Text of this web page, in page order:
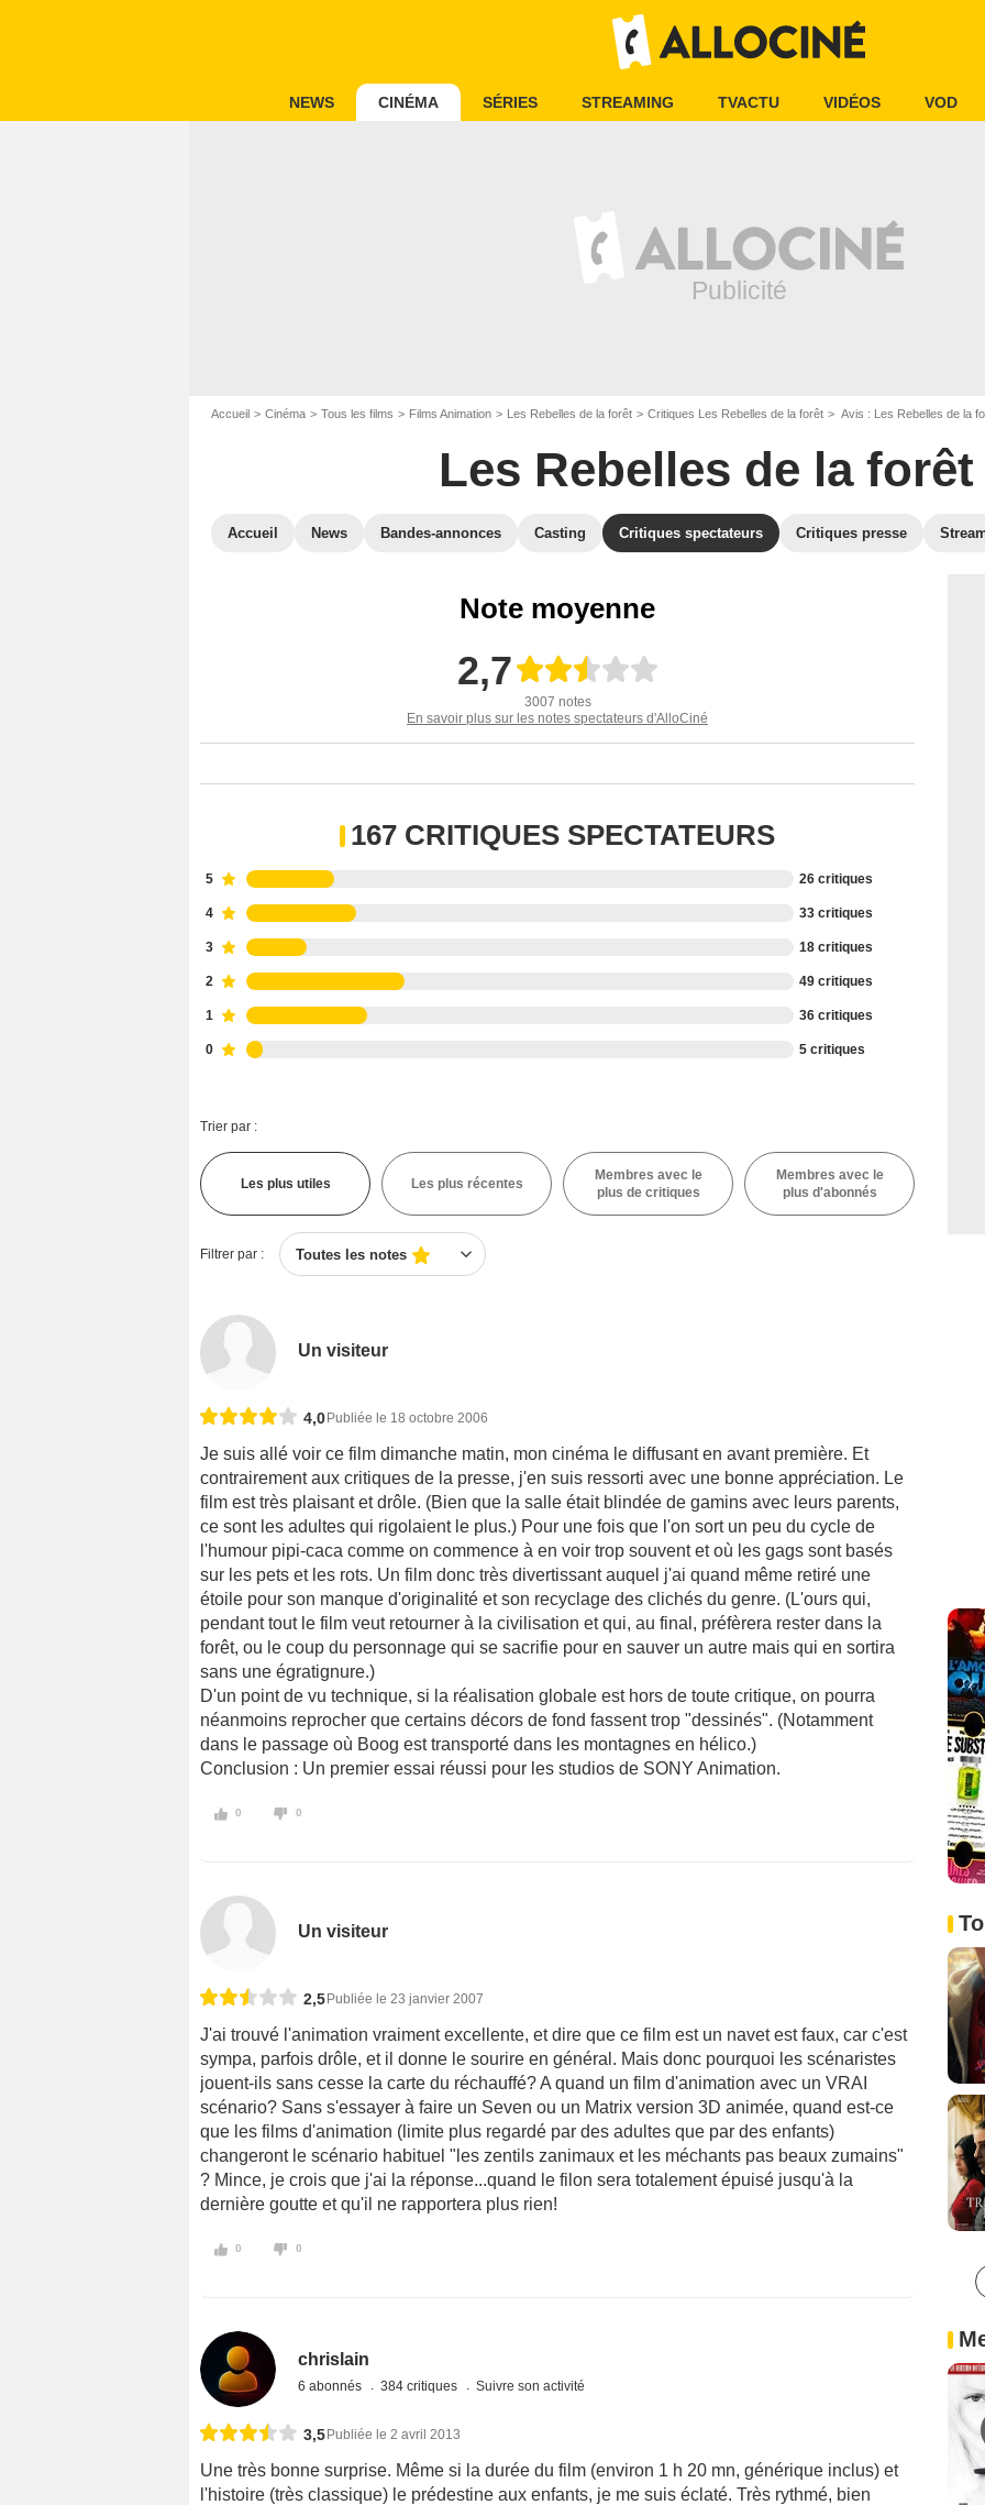
NEWS CINÉMA SÉRIES STREAMING TVACTU VIDÉOS VOD
Accueil Cinéma Tous les films Films Animation Les Rebelles de la forêt Critiques Les Rebelles de la forêt Avis : Les Rebelles de la
Les Rebelles de la forêt
Accueil News Bandes-annonces Casting Critiques spectateurs Critiques presse
Note moyenne
2,7
3007 notes
En savoir plus sur les notes spectateurs d'AlloCiné
167 CRITIQUES SPECTATEURS
5 26 critiques
4 33 critiques
3 18 critiques
2 49 critiques
1 36 critiques
0 5 critiques
Trier par :
Les plus utiles Les plus récentes
Membres avec le
plus de critiques
Membres avec le
plus d'abonnés
Filtrer par : Toutes les notes
Un visiteur
4,0 Publiée le 18 octobre 2006
Je suis allé voir ce film dimanche matin, mon cinéma le diffusant en avant première. Et
contrairement aux critiques de la presse, j'en suis ressorti avec une bonne appréciation. Le
film est très plaisant et drôle. (Bien que la salle était blindée de gamins avec leurs parents,
ce sont les adultes qui rigolaient le plus.) Pour une fois que l'on sort un peu du cycle de
l'humour pipi-caca comme on commence à en voir trop souvent et où les gags sont basés
sur les pets et les rots. Un film donc très divertissant auquel j'ai quand même retiré une
étoile pour son manque d'originalité et son recyclage des clichés du genre. (L'ours qui,
pendant tout le film veut retourner à la civilisation et qui, au final, préfèrera rester dans la
forêt, ou le coup du personnage qui se sacrifie pour en sauver un autre mais qui en sortira
sans une égratignure.)
D'un point de vu technique, si la réalisation globale est hors de toute critique, on pourra
néanmoins reprocher que certains décors de fond fassent trop "dessinés". (Notamment
dans le passage où Boog est transporté dans les montagnes en hélico.)
Conclusion : Un premier essai réussi pour les studios de SONY Animation.
0 0
Un visiteur
2,5Publiée le 23 janvier 2007
J'ai trouvé l'animation vraiment excellente, et dire que ce film est un navet est faux, car c'est
sympa, parfois drôle, et il donne le sourire en général. Mais donc pourquoi les scénaristes
jouent-ils sans cesse la carte du réchauffé? A quand un film d'animation avec un VRAI
scénario? Sans s'essayer à faire un Seven ou un Matrix version 3D animée, quand est-ce
que les films d'animation (limite plus regardé par des adultes que par des enfants)
changeront le scénario habituel "les zentils zanimaux et les méchants pas beaux zumains"
? Mince, je crois que j'ai la réponse...quand le filon sera totalement épuisé jusqu'à la
dernière goutte et qu'il ne rapportera plus rien!
0 0
chrislain
6 abonnés 384 critiques Suivre son activité
3,5Publiée le 2 avril 2013
Une très bonne surprise. Même si la durée du film (environ 1 h 20 mn, générique inclus) et
l'histoire (très classique) le prédestine aux enfants, je me suis éclaté. Très rythmé, bien